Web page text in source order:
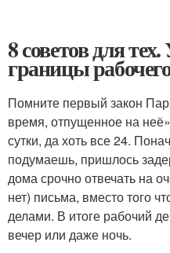
8 советов для
границы
Помните первый закон
время, отпущенное на
сутки, да хоть все 24.
подумаешь, пришлось
дома срочно отвечать на
нет) письма, вместо того
делами. В итоге рабочий
вечер или даже ночь.